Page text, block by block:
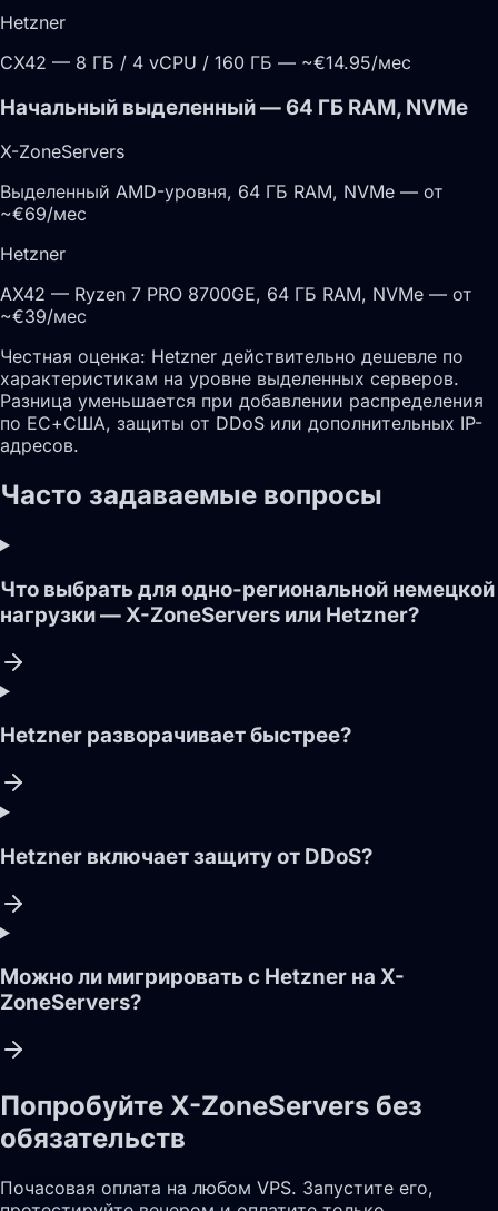
Hetzner
CX42 — 8 ГБ / 4 vCPU / 160 ГБ — ~€14.95/мес
Начальный выделенный — 64 ГБ RAM, NVMe
X-ZoneServers
Выделенный AMD-уровня, 64 ГБ RAM, NVMe — от
~€69/мес
Hetzner
AX42 — Ryzen 7 PRO 8700GE, 64 ГБ RAM, NVMe — от
~€39/мес
Честная оценка: Hetzner действительно дешевле по
характеристикам на уровне выделенных серверов.
Разница уменьшается при добавлении распределения
по ЕС+США, защиты от DDoS или дополнительных IP-
адресов.
Часто задаваемые вопросы
Что выбрать для одно-региональной немецкой
нагрузки — X-ZoneServers или Hetzner?
Hetzner разворачивает быстрее?
Hetzner включает защиту от DDoS?
Можно ли мигрировать с Hetzner на X-
ZoneServers?
Попробуйте X-ZoneServers без
обязательств
Почасовая оплата на любом VPS. Запустите его,